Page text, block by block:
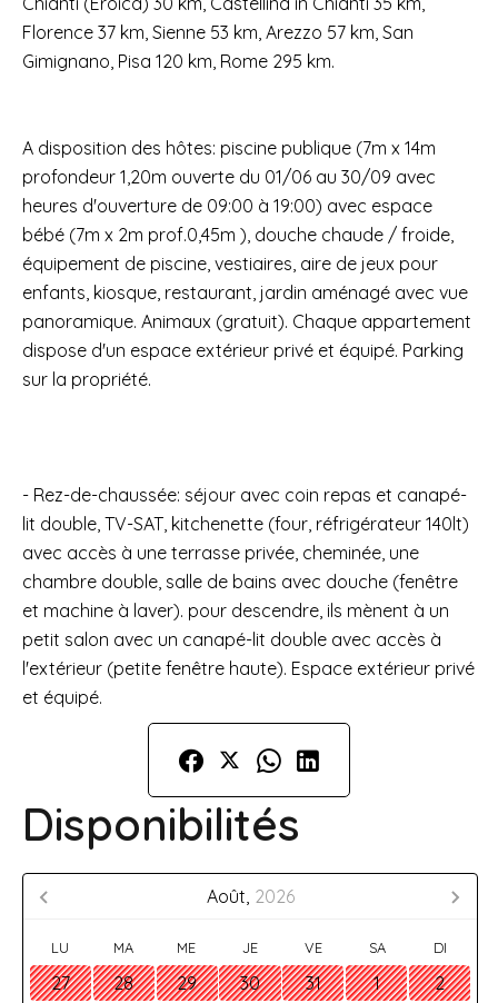
Florence 37 km, Sienne 53 km, Arezzo 57 km, San
Gimignano, Pisa 120 km, Rome 295 km.
A disposition des hôtes: piscine publique (7m x 14m
profondeur 1,20m ouverte du 01/06 au 30/09 avec
heures d'ouverture de 09:00 à 19:00) avec espace
bébé (7m x 2m prof.0,45m ), douche chaude / froide,
équipement de piscine, vestiaires, aire de jeux pour
enfants, kiosque, restaurant, jardin aménagé avec vue
panoramique. Animaux (gratuit). Chaque appartement
dispose d'un espace extérieur privé et équipé. Parking
sur la propriété.
- Rez-de-chaussée: séjour avec coin repas et canapé-
lit double, TV-SAT, kitchenette (four, réfrigérateur 140lt)
avec accès à une terrasse privée, cheminée, une
chambre double, salle de bains avec douche (fenêtre
et machine à laver). pour descendre, ils mènent à un
petit salon avec un canapé-lit double avec accès à
l'extérieur (petite fenêtre haute). Espace extérieur privé
et équipé.
Disponibilités
Août, 2026
LU MA ME JE VE SA DI
27 28 29 30 31 1 2